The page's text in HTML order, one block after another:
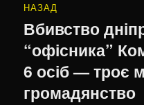
записів
НАЗАД
Попередній
запис:
Вбивство
“офісника”
6 осіб — троє
громадянство